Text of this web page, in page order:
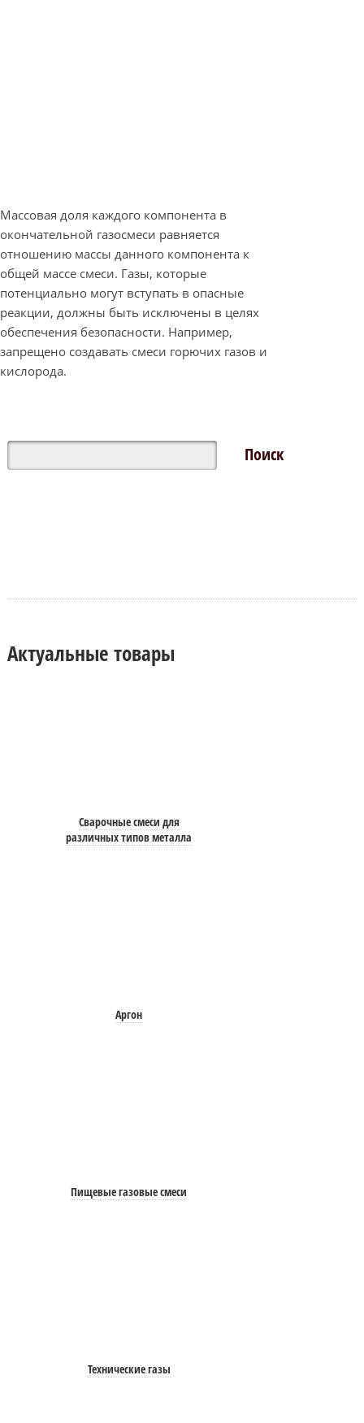
Массовая доля каждого компонента в
окончательной газосмеси равняется
отношению массы данного компонента к
общей массе смеси. Газы, которые
потенциально могут вступать в опасные
реакции, должны быть исключены в целях
обеспечения безопасности. Например,
запрещено создавать смеси горючих газов и
кислорода.
Актуальные товары
Сварочные смеси для
различных типов металла
Аргон
Пищевые газовые смеси
Технические газы